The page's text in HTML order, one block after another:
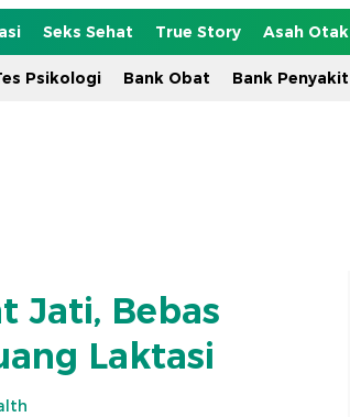
Seks Sehat True Story Asah Otak
Psikologi Bank Obat Bank Penyakit
Jati, Bebas
Laktasi